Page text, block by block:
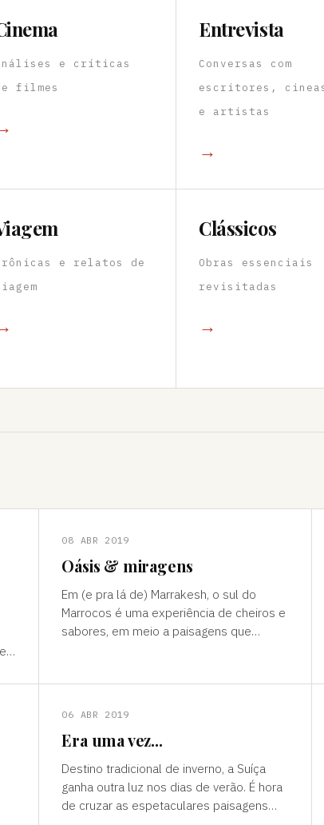
e críticas
filmes
Entrevista
Conversas com
escritores,
e artistas
→
e relatos de
Clássicos
Obras essenciais
revisitadas
→
08 ABR 2019
Oásis & miragens
Em (e pra lá de) Marrakesh, o sul do
Marrocos é uma experiência de cheiros e
sabores, em meio a paisagens que
06 ABR 2019
Era uma vez...
Destino tradicional de inverno, a Suíça
ganha outra luz nos dias de verão. É hora
de cruzar as espetaculares paisagens